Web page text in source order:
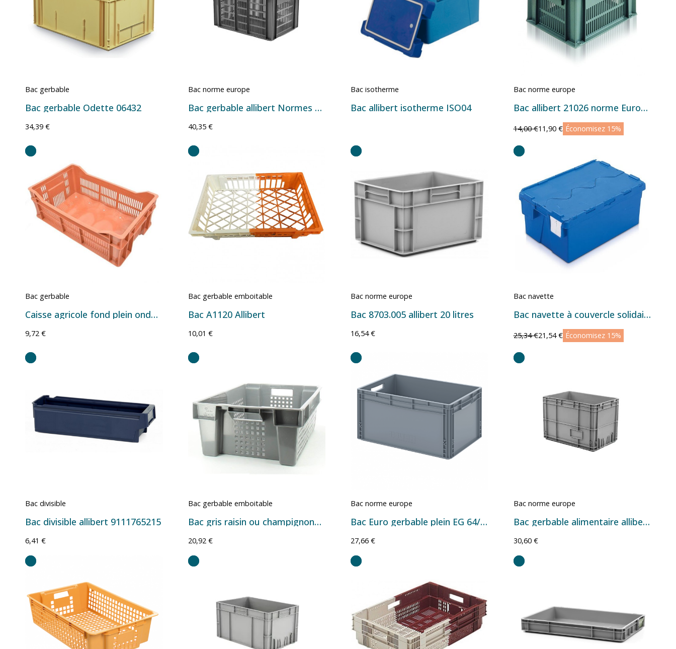
Bac gerbable
Bac gerbable Odette 06432
34,39 €
Bac norme europe
Bac gerbable allibert Normes Europe 20086
40,35 €
Bac isotherme
Bac allibert isotherme ISO04
Bac norme europe
Bac allibert 21026 norme Europe 20 litres
14,00 €11,90 € Économisez 15%
Bac gerbable
Caisse agricole fond plein ondulé rouge brun 500 x 300 x 180 mm – 20,5 litres
9,72 €
Bac gerbable emboitable
Bac A1120 Allibert
10,01 €
Bac norme europe
Bac 8703.005 allibert 20 litres
16,54 €
Bac navette
Bac navette à couvercle solidaire
25,34 €21,54 € Économisez 15%
Bac divisible
Bac divisible allibert 9111765215
6,41 €
Bac gerbable emboitable
Bac gris raisin ou champignons 11034
20,92 €
Bac norme europe
Bac Euro gerbable plein EG 64/32 - 600x400x320 mm - 66 L
27,66 €
Bac norme europe
Bac gerbable alimentaire allibert 80L
30,60 €